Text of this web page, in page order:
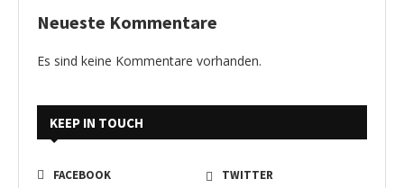
Neueste Kommentare
Es sind keine Kommentare vorhanden.
KEEP IN TOUCH
FACEBOOK
TWITTER